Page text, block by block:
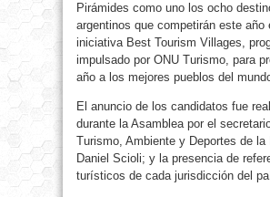
Pirámides como uno los ocho
argentinos que competirán este año
iniciativa Best Tourism Villages,
impulsado por ONU Turismo, para
año a los mejores pueblos del
El anuncio de los candidatos fue
durante la Asamblea por el
Turismo, Ambiente y Deportes de la
Daniel Scioli; y la presencia de
turísticos de cada jurisdicción del